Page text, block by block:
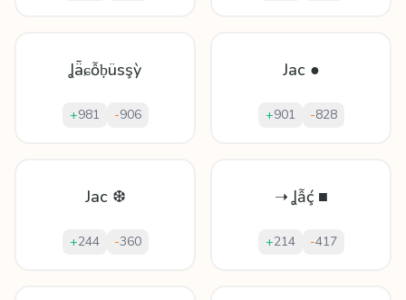
Ʝǟɕỗḅüѕşỳ
+981 -906
Jac ●
+901 -828
Jac ❆
+244 -360
➝ Ʝẫḉ ■
+214 -417